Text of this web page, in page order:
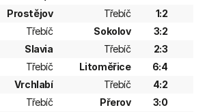
Prostějov Třebíč
1:2
Třebíč Sokolov
3:2
Slavia Třebíč
2:3
Třebíč Litoměřice
6:4
Vrchlabí Třebíč
4:2
Třebíč Přerov
3:0